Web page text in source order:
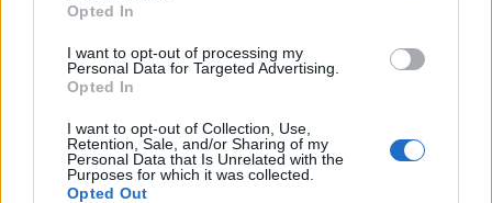
Opted In
I want to opt-out of processing my
Personal Data for Targeted Advertising.
Opted In
I want to opt-out of Collection, Use,
Retention, Sale, and/or Sharing of my
Personal Data that Is Unrelated with the
Purposes for which it was collected.
Opted Out
tisknout poslat